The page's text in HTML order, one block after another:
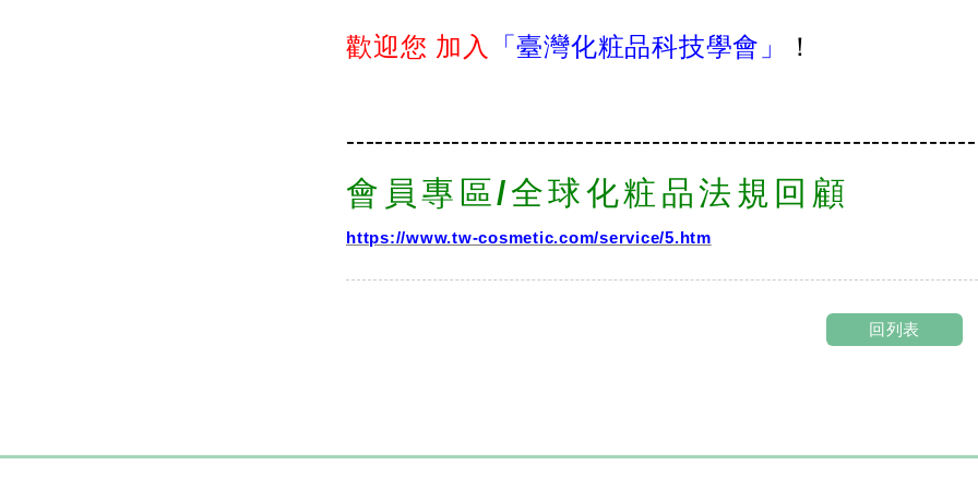
歡迎您 加入 「臺灣化粧品科技學會」 ！
會員專區/全球化粧品法規回顧
https://www.tw-cosmetic.com/service/5.htm
回列表